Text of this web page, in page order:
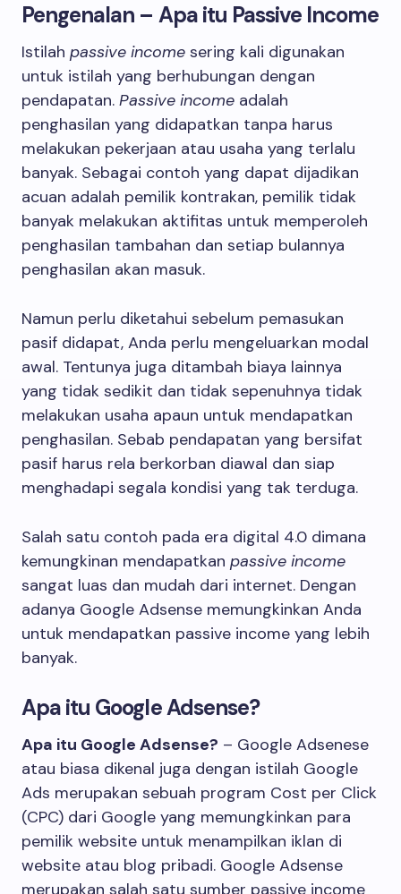
Pengenalan – Apa itu Passive Income
Istilah passive income sering kali digunakan
untuk istilah yang berhubungan dengan
pendapatan. Passive income adalah
penghasilan yang didapatkan tanpa harus
melakukan pekerjaan atau usaha yang terlalu
banyak. Sebagai contoh yang dapat dijadikan
acuan adalah pemilik kontrakan, pemilik tidak
banyak melakukan aktifitas untuk memperoleh
penghasilan tambahan dan setiap bulannya
penghasilan akan masuk.
Namun perlu diketahui sebelum pemasukan
pasif didapat, Anda perlu mengeluarkan modal
awal. Tentunya juga ditambah biaya lainnya
yang tidak sedikit dan tidak sepenuhnya tidak
melakukan usaha apaun untuk mendapatkan
penghasilan. Sebab pendapatan yang bersifat
pasif harus rela berkorban diawal dan siap
menghadapi segala kondisi yang tak terduga.
Salah satu contoh pada era digital 4.0 dimana
kemungkinan mendapatkan passive income
sangat luas dan mudah dari internet. Dengan
adanya Google Adsense memungkinkan Anda
untuk mendapatkan passive income yang lebih
banyak.
Apa itu Google Adsense?
Apa itu Google Adsense? – Google Adsenese
atau biasa dikenal juga dengan istilah Google
Ads merupakan sebuah program Cost per Click
(CPC) dari Google yang memungkinkan para
pemilik website untuk menampilkan iklan di
website atau blog pribadi. Google Adsense
merupakan salah satu sumber passive income